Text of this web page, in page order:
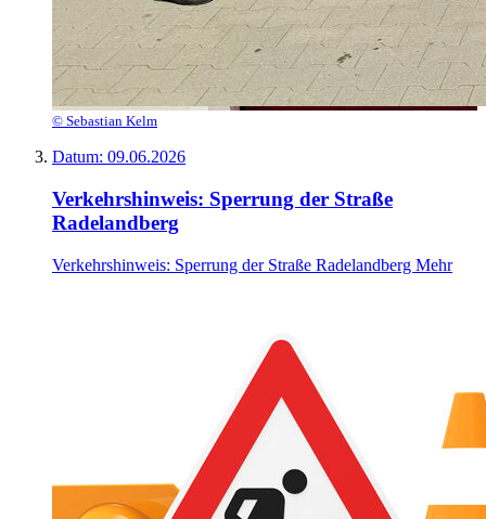
© Sebastian Kelm
Datum: 09.06.2026
Verkehrshinweis: Sperrung der Straße
Radelandberg
Verkehrshinweis: Sperrung der Straße Radelandberg Mehr